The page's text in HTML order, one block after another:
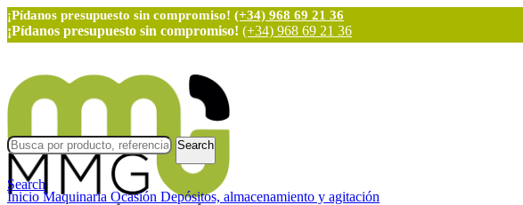
¡Pídanos presupuesto sin compromiso! (+34) 968 69 21 36
¡Pídanos presupuesto sin compromiso! (+34) 968 69 21 36
Search
Search
Inicio Maquinaria Ocasión Depósitos, almacenamiento y agitación